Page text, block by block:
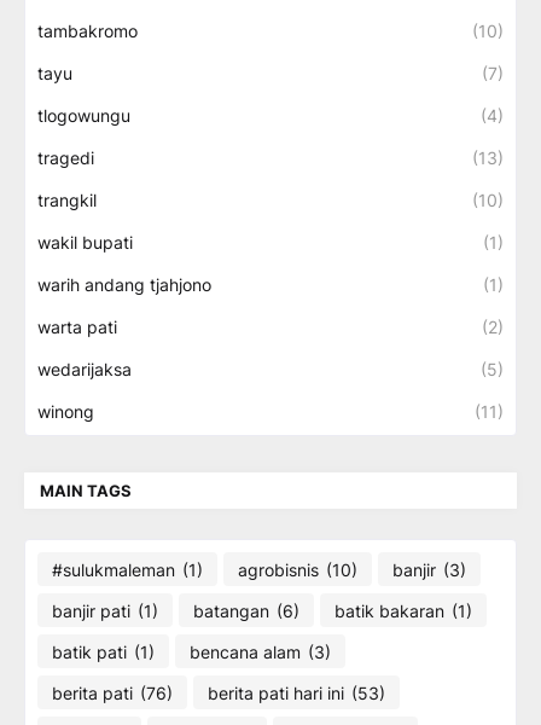
tambakromo (10)
tayu (7)
tlogowungu (4)
tragedi (13)
trangkil (10)
wakil bupati (1)
warih andang tjahjono (1)
warta pati (2)
wedarijaksa (5)
winong (11)
MAIN TAGS
#sulukmaleman (1) agrobisnis (10) banjir (3)
banjir pati (1) batangan (6) batik bakaran (1)
batik pati (1) bencana alam (3)
berita pati (76) berita pati hari ini (53)